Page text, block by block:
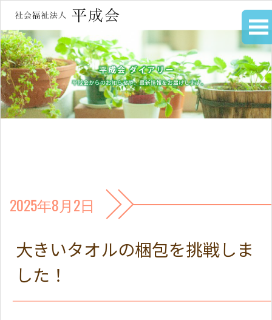
2025年8月2日
大きいタオルの梱包を挑戦しま
した！